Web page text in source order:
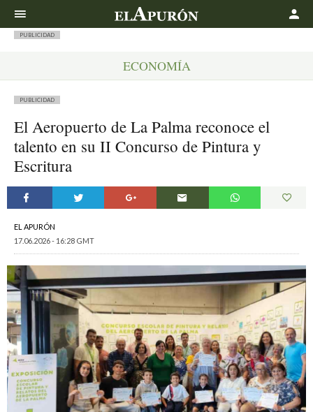
PUBLICIDAD
ECONOMÍA
PUBLICIDAD
El Aeropuerto de La Palma reconoce el
talento en su II Concurso de Pintura y
Escritura
EL APURÓN
17.06.2026 - 16:28 GMT